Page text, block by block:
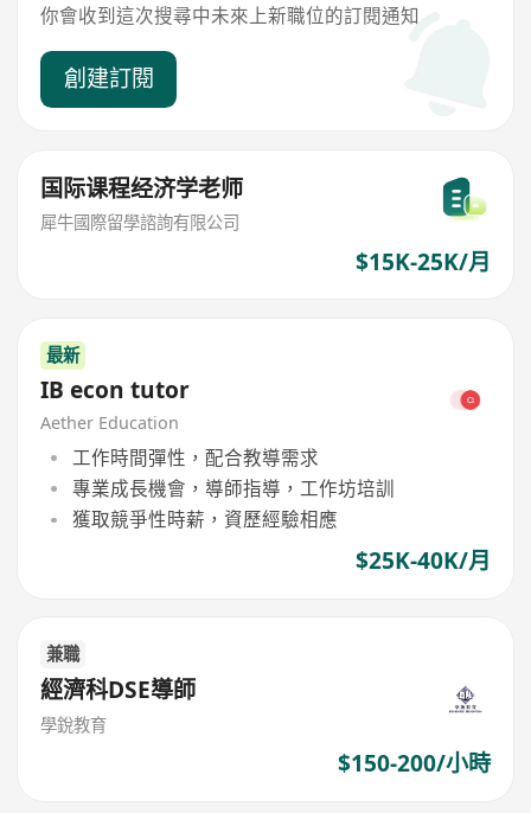
你會收到這次搜尋中未來上新職位的訂閱通知
創建訂閱
国际课程经济学老师
犀牛國際留學諮詢有限公司
$15K-25K/月
最新
IB econ tutor
Aether Education
工作時間彈性，配合教導需求
專業成長機會，導師指導，工作坊培訓
獲取競爭性時薪，資歷經驗相應
$25K-40K/月
兼職
經濟科DSE導師
學銳教育
$150-200/小時